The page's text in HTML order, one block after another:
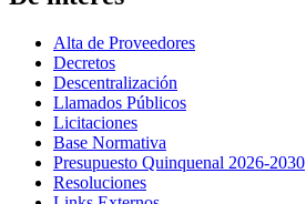
Alta de Proveedores
Decretos
Descentralización
Llamados Públicos
Licitaciones
Base Normativa
Presupuesto Quinquenal 2026-2030
Resoluciones